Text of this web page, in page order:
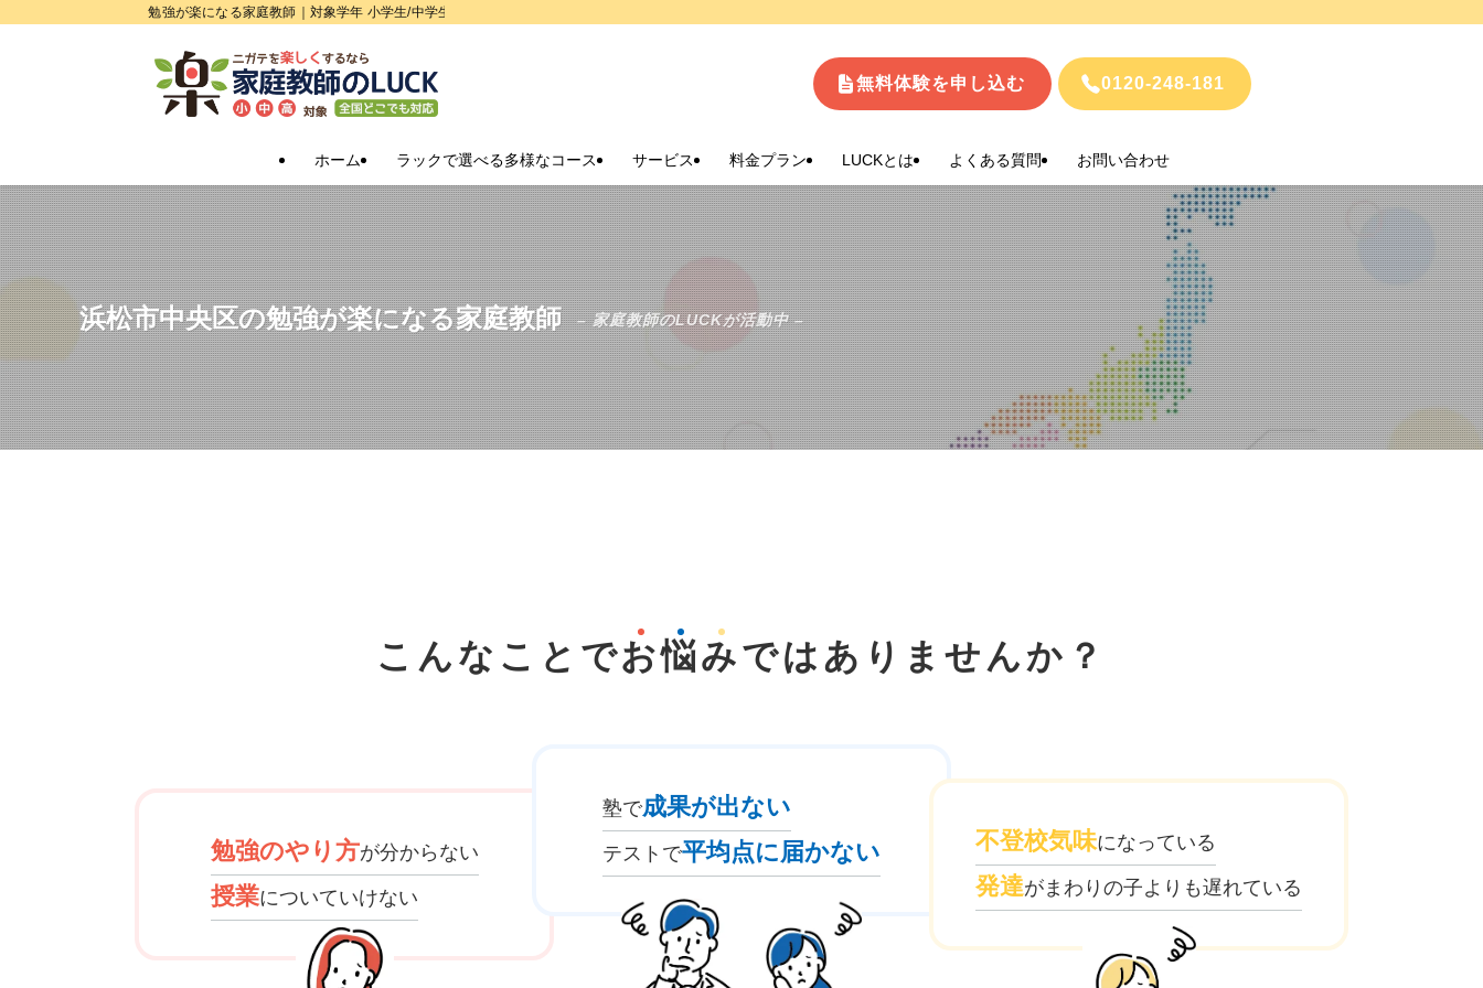
勉強が楽になる家庭教師｜対象学年 小学生/中学生/高校生
ホーム ラックで選べる多様なコース サービス 料金プラン LUCKとは よくある質問 お問い合わせ
無料体験を申し込む 0120-248-181
浜松市中央区の勉強が楽になる家庭教師 – 家庭教師のLUCKが活動中 –
こんなことでお悩みでは ありませんか？
勉強のやり方が分からない
授業についていけない
塾で成果が出ない
テストで平均点に届かない 不登校気味になっている
発達がまわりの子よりも遅れている